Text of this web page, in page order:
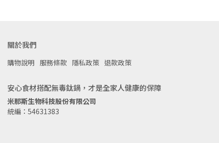
關於我們
購物說明 服務條款 隱私政策 退款政策
安心食材搭配無毒鈦鍋，才是全家人健康的保障
米那斯生物科技股份有限公司
統編：54631383